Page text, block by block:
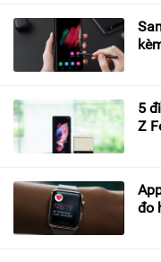
5
Z
đo